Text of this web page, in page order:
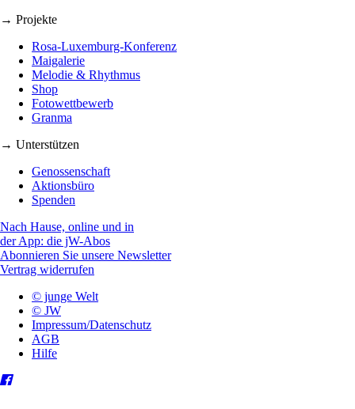
→ Projekte
Rosa-Luxemburg-Konferenz
Maigalerie
Melodie & Rhythmus
Shop
Fotowettbewerb
Granma
→ Unterstützen
Genossenschaft
Aktionsbüro
Spenden
Nach Hause, online und in
der App: die jW-Abos
Abonnieren Sie unsere Newsletter
Vertrag widerrufen
© junge Welt
© JW
Impressum/Datenschutz
AGB
Hilfe